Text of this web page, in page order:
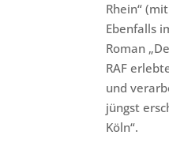
Rhein“
Ebenfalls
Roman
RAF
und
jüngst
Köln“.